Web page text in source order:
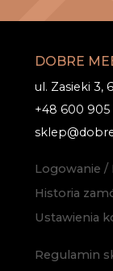
DOBRE
ul. Zasieki 3,
+48 600 905
Logowanie /
Historia
Ustawienia
Regulamin